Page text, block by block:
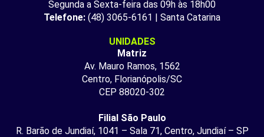
Segunda a Sexta-feira das 09h às 18h00
Telefone: (48) 3065-6161 | Santa Catarina
UNIDADES
Matriz
Av. Mauro Ramos, 1562
Centro, Florianópolis/SC
CEP 88020-302
Filial São Paulo
R. Barão de Jundiaí, 1041 – Sala 71, Centro, Jundiaí – SP